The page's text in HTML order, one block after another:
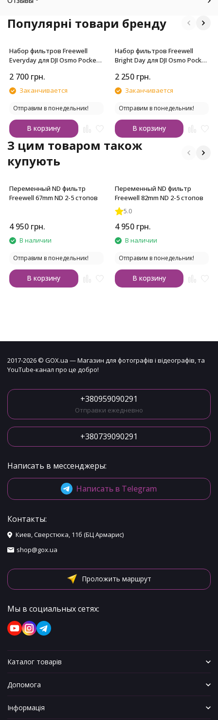
Популярні товари бренду
Набор фильтров Freewell
Everyday для DJI Osmo Pocket
2 700 грн.
Заканчивается
Отправим в понедельник!
В корзину
Набор фильтров Freewell
Bright Day для DJI Osmo Pocket
2 250 грн.
Заканчивается
Отправим в понедельник!
В корзину
З цим товаром також
купують
Переменный ND фильтр
Freewell 67mm ND 2-5 стопов
4 950 грн.
В наличии
Отправим в понедельник!
В корзину
Переменный ND фильтр
Freewell 82mm ND 2-5 стопов
5.0
4 950 грн.
В наличии
Отправим в понедельник!
В корзину
2017-2026 © GOX.ua — Магазин для фотографів і відеографів, та
YouTube-канал про це добро!
+380959090291
Отправки ежедневно
+380739090291
Написать в мессенджеры:
Написать в Telegram
Контакты:
Киев, Сверстюка, 11б (БЦ Армарис)
shop@gox.ua
Проложить маршрут
Мы в социальных сетях:
Каталог товарів
Допомога
Інформація